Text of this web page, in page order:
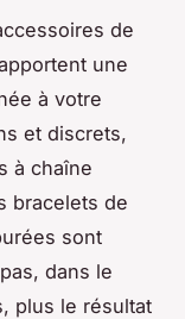
de
une
à votre
et discrets,
à chaîne
bracelets de
sont
dans le
plus le résultat